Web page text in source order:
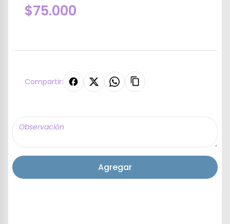
$75.000
Compartir:
Agregar